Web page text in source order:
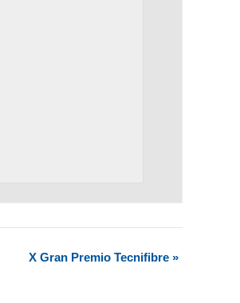
X Gran Premio Tecnifibre »